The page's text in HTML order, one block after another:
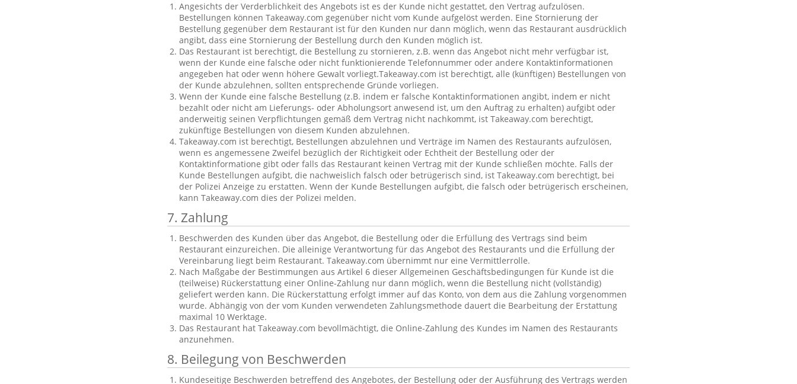
Angesichts der Verderblichkeit des Angebots ist es der Kunde nicht gestattet, den Vertrag aufzulösen.
Bestellungen können Takeaway.com gegenüber nicht vom Kunde aufgelöst werden. Eine Stornierung der
Bestellung gegenüber dem Restaurant ist für den Kunden nur dann möglich, wenn das Restaurant ausdrücklich
angibt, dass eine Stornierung der Bestellung durch den Kunden möglich ist.
Das Restaurant ist berechtigt, die Bestellung zu stornieren, z.B. wenn das Angebot nicht mehr verfügbar ist,
wenn der Kunde eine falsche oder nicht funktionierende Telefonnummer oder andere Kontaktinformationen
angegeben hat oder wenn höhere Gewalt vorliegt.Takeaway.com ist berechtigt, alle (künftigen) Bestellungen von
der Kunde abzulehnen, sollten entsprechende Gründe vorliegen.
Wenn der Kunde eine falsche Bestellung (z.B. indem er falsche Kontaktinformationen angibt, indem er nicht
bezahlt oder nicht am Lieferungs- oder Abholungsort anwesend ist, um den Auftrag zu erhalten) aufgibt oder
anderweitig seinen Verpflichtungen gemäß dem Vertrag nicht nachkommt, ist Takeaway.com berechtigt,
zukünftige Bestellungen von diesem Kunden abzulehnen.
Takeaway.com ist berechtigt, Bestellungen abzulehnen und Verträge im Namen des Restaurants aufzulösen,
wenn es angemessene Zweifel bezüglich der Richtigkeit oder Echtheit der Bestellung oder der
Kontaktinformatione gibt oder falls das Restaurant keinen Vertrag mit der Kunde schließen möchte. Falls der
Kunde Bestellungen aufgibt, die nachweislich falsch oder betrügerisch sind, ist Takeaway.com berechtigt, bei
der Polizei Anzeige zu erstatten. Wenn der Kunde Bestellungen aufgibt, die falsch oder betrügerisch erscheinen,
kann Takeaway.com dies der Polizei melden.
7. Zahlung
Beschwerden des Kunden über das Angebot, die Bestellung oder die Erfüllung des Vertrags sind beim
Restaurant einzureichen. Die alleinige Verantwortung für das Angebot des Restaurants und die Erfüllung der
Vereinbarung liegt beim Restaurant. Takeaway.com übernimmt nur eine Vermittlerrolle.
Nach Maßgabe der Bestimmungen aus Artikel 6 dieser Allgemeinen Geschäftsbedingungen für Kunde ist die
(teilweise) Rückerstattung einer Online-Zahlung nur dann möglich, wenn die Bestellung nicht (vollständig)
geliefert werden kann. Die Rückerstattung erfolgt immer auf das Konto, von dem aus die Zahlung vorgenommen
wurde. Abhängig von der vom Kunden verwendeten Zahlungsmethode dauert die Bearbeitung der Erstattung
maximal 10 Werktage.
Das Restaurant hat Takeaway.com bevollmächtigt, die Online-Zahlung des Kundes im Namen des Restaurants
anzunehmen.
8. Beilegung von Beschwerden
Kundeseitige Beschwerden betreffend des Angebotes, der Bestellung oder der Ausführung des Vertrags werden